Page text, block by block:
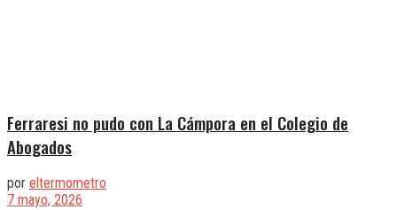
Ferraresi no pudo con La Cámpora en el Colegio de
Abogados
por eltermometro
7 mayo, 2026